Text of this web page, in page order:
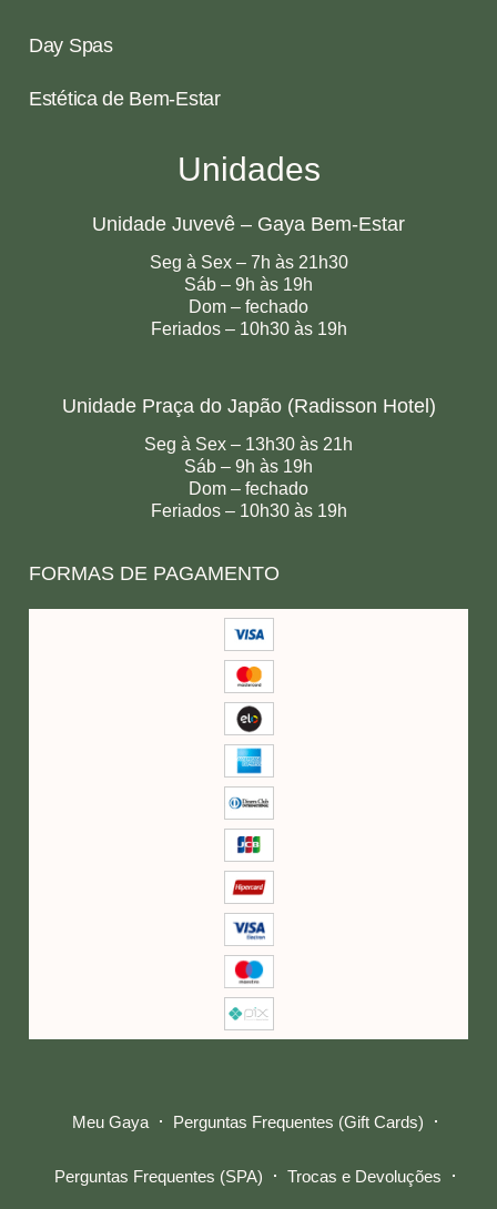
Day Spas
Estética de Bem-Estar
Unidades
Unidade Juvevê – Gaya Bem-Estar
Seg à Sex – 7h às 21h30
Sáb – 9h às 19h
Dom – fechado
Feriados – 10h30 às 19h
Unidade Praça do Japão (Radisson Hotel)
Seg à Sex – 13h30 às 21h
Sáb – 9h às 19h
Dom – fechado
Feriados – 10h30 às 19h
FORMAS DE PAGAMENTO
Meu Gaya Perguntas Frequentes (Gift Cards)
Perguntas Frequentes (SPA) Trocas e Devoluções